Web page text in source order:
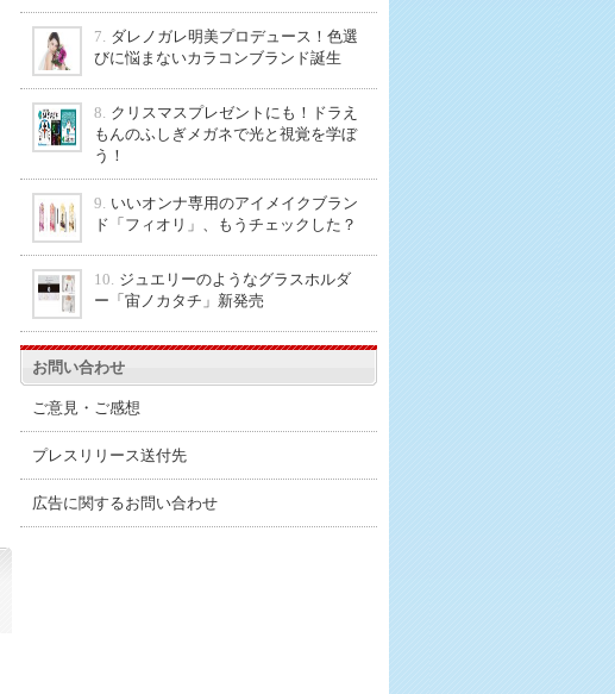
7. ダレノガレ明美プロデュース！色選
びに悩まないカラコンブランド誕生
8. クリスマスプレゼントにも！ドラえ
もんのふしぎメガネで光と視覚を学ぼ
う！
9. いいオンナ専用のアイメイクブラン
ド「フィオリ」、もうチェックした？
10. ジュエリーのようなグラスホルダ
ー「宙ノカタチ」新発売
お問い合わせ
ご意見・ご感想
プレスリリース送付先
広告に関するお問い合わせ